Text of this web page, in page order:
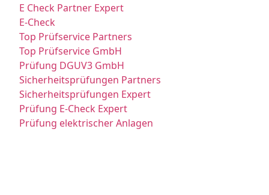
E Check Partner Expert
E-Check
Top Prüfservice Partners
Top Prüfservice GmbH
Prüfung DGUV3 GmbH
Sicherheitsprüfungen Partners
Sicherheitsprüfungen Expert
Prüfung E-Check Expert
Prüfung elektrischer Anlagen